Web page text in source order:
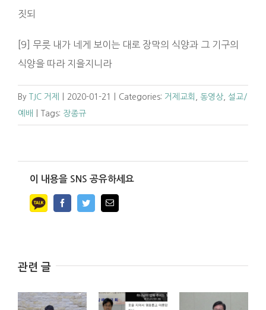
짓되
[9] 무릇 내가 네게 보이는 대로 장막의 식양과 그 기구의
식양을 따라 지을지니라
By TJC 거제 2020-01-21 Categories: 거제교회 동영상
설교/
예배
Tags: 장종규
이 내용을 SNS 공유하세요
FacebookTwitterEmail
관련 글